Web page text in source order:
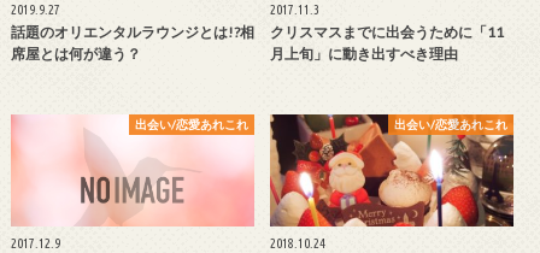
2019.9.27
話題のオリエンタルラウンジとは!?相
席屋とは何が違う？
2017.11.3
クリスマスまでに出会うために「11
月上旬」に動き出すべき理由
出会い/恋愛あれこれ
2017.12.9
出会い/恋愛あれこれ
2018.10.24